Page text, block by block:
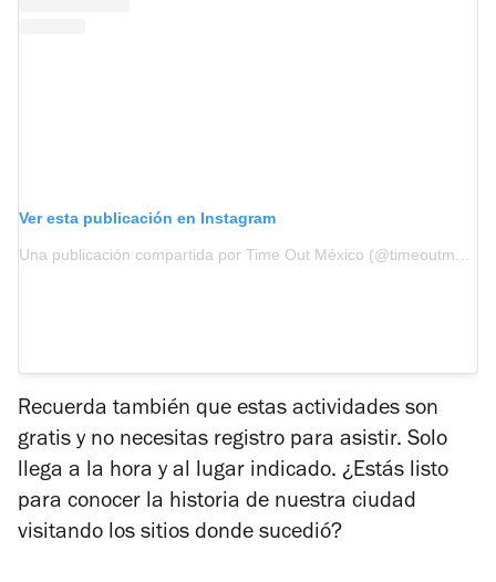
Ver esta publicación en Instagram
Recuerda también que estas actividades son
gratis y no necesitas registro para asistir. Solo
llega a la hora y al lugar indicado. ¿Estás listo
para conocer la historia de nuestra ciudad
visitando los sitios donde sucedió?